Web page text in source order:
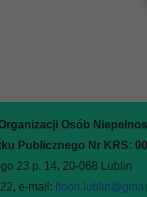
Osób
Publicznego Nr KRS:
23 p. 14, 20-068 Lublin
e-mail: